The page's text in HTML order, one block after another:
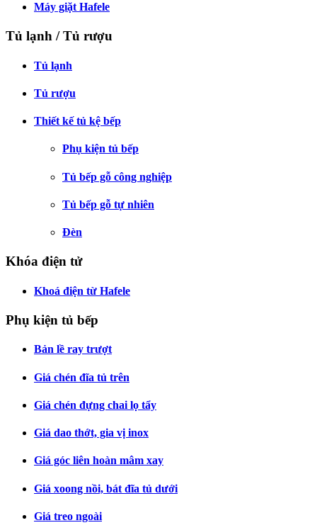
Máy giặt Hafele
Tủ lạnh / Tủ rượu
Tủ lạnh
Tủ rượu
Thiết kế tủ kệ bếp
Phụ kiện tủ bếp
Tủ bếp gỗ công nghiệp
Tủ bếp gỗ tự nhiên
Đèn
Khóa điện tử
Khoá điện từ Hafele
Phụ kiện tủ bếp
Bản lề ray trượt
Giá chén đĩa tủ trên
Giá chén đựng chai lọ tẩy
Giá dao thớt, gia vị inox
Giá góc liên hoàn mâm xay
Giá xoong nồi, bát đĩa tủ dưới
Giá treo ngoài